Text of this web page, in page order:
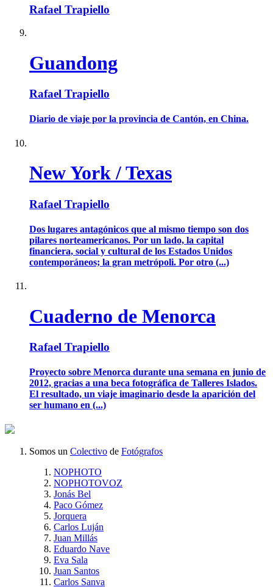
Rafael Trapiello
Guandong
Rafael Trapiello
Diario de viaje por la provincia de Cantón, en China.
New York / Texas
Rafael Trapiello
Dos lugares antagónicos que al mismo tiempo son dos
pilares norteamericanos. Por un lado, la capital
financiera, social y cultural de los Estados Unidos
contemporáneos; la gran metrópoli. Por otro (...)
Cuaderno de Menorca
Rafael Trapiello
Proyecto sobre Menorca durante una semana en junio de
2012, gracias a una beca fotográfica de Talleres Islados.
El resultado, un viaje imaginario desde la aparición del
ser humano en (...)
Somos un Colectivo de Fotógrafos
NOPHOTO
NOPHOTOVOZ
Jonás Bel
Paco Gómez
Jorquera
Carlos Luján
Juan Millás
Eduardo Nave
Eva Sala
Juan Santos
Carlos Sanva